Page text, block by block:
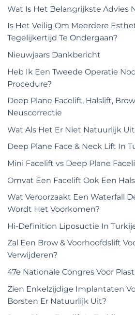
Wat Is Het Belangrijkste Advies
Is Het Veilig Om Meerdere
Tegelijkertijd Te Ondergaan?
Nieuwjaars Dankbericht
Heb Ik Een Tweede Operatie
Procedure?
Deep Plane Facelift, Halslift,
Neuscorrectie
Wat Als Het Er Niet Natuurlijk
Deep Plane Face & Neck Lift In
Mini Facelift vs Deep Plane
Omvat Een Facelift Ook Een
Wat Veroorzaakt Een Waterfall
Wordt Het Voorkomen?
Hi-Definition Liposuctie In
Zal Een Brow & Voorhoofdslift
Verwijderen?
47e Nationale Congres Voor
Zien Enkelzijdige Implantaten
Borsten Er Natuurlijk Uit?